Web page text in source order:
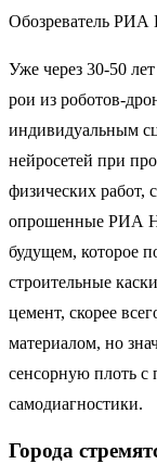
Обозреватель РИА
Уже через 30-50
рои из роботов-
индивидуальным
нейросетей при
физических работ,
опрошенные РИА
будущем, которое
строительные
цемент, скорее
материалом, но
сенсорную плоть
самодиагностики.
Города